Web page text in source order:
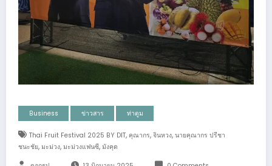
Business ข่าวสาร ท่าตูม
Thai Fruit Festival 2025 BY DIT, คุณากร, จินหวง, นายคุณากร ปรีชา
ชนะชัย, มะม่วง, มะม่วงแฟนซี, มังคุด